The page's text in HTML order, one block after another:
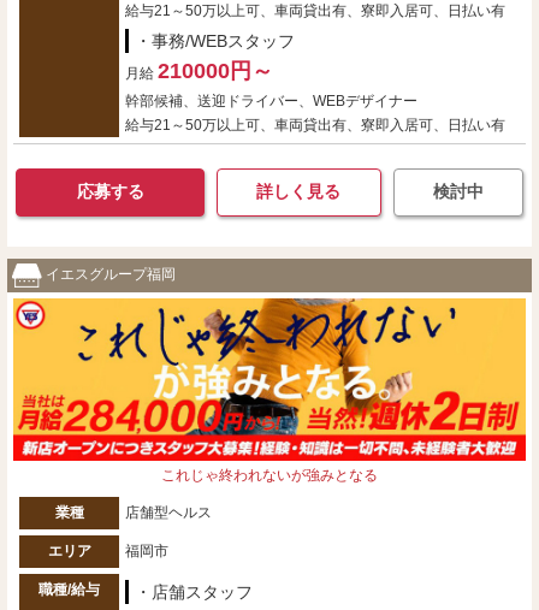
給与21～50万以上可、車両貸出有、寮即入居可、日払い有
・事務/WEBスタッフ
月給 210000円～
幹部候補、送迎ドライバー、WEBデザイナー
給与21～50万以上可、車両貸出有、寮即入居可、日払い有
応募する 詳しく見る 検討中
イエスグループ福岡
これじゃ終われないが強みとなる
業種 店舗型ヘルス
エリア 福岡市
職種/給与 ・店舗スタッフ